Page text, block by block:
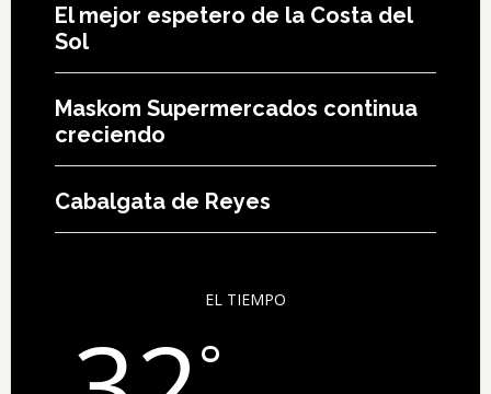
El mejor espetero de la Costa del
Sol
Maskom Supermercados continua
creciendo
Cabalgata de Reyes
EL TIEMPO
°